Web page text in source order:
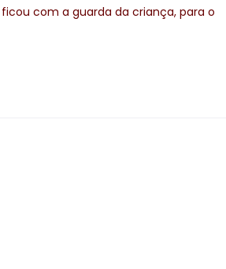
com a guarda da criança, para o